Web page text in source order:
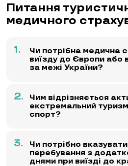
Питання
медичного
1.
Чи потрібна медична
виїзду до Європи або
за межі України?
2.
Чим відрізняється
екстремальний
спорт?
3.
Чи потрібно
перебування з
днями при виїзді до